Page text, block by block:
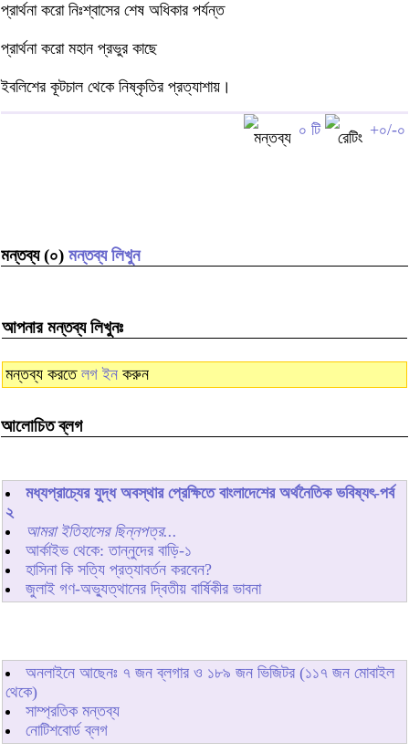
প্রার্থনা করো নিঃশ্বাসের শেষ অধিকার পর্যন্ত
প্রার্থনা করো মহান প্রভুর কাছে
ইবলিশের কূটচাল থেকে নিষ্কৃতির প্রত্যাশায়।
০ টি +০/-০
মন্তব্য (০) মন্তব্য লিখুন
আপনার মন্তব্য লিখুনঃ
মন্তব্য করতে লগ ইন করুন
আলোচিত ব্লগ
মধ্যপ্রাচ্যের যুদ্ধ অবস্থার প্রেক্ষিতে বাংলাদেশের অর্থনৈতিক ভবিষ্যৎ-পর্ব
২
আমরা ইতিহাসের ছিন্নপত্র...
আর্কাইভ থেকে: তান্নুদের বাড়ি-১
হাসিনা কি সত্যি প্রত্যাবর্তন করবেন?
জুলাই গণ-অভ্যুত্থানের দ্বিতীয় বার্ষিকীর ভাবনা
অনলাইনে আছেনঃ ৭ জন ব্লগার ও ১৮৯ জন ভিজিটর (১১৭ জন মোবাইল
থেকে)
সাম্প্রতিক মন্তব্য
নোটিশবোর্ড ব্লগ